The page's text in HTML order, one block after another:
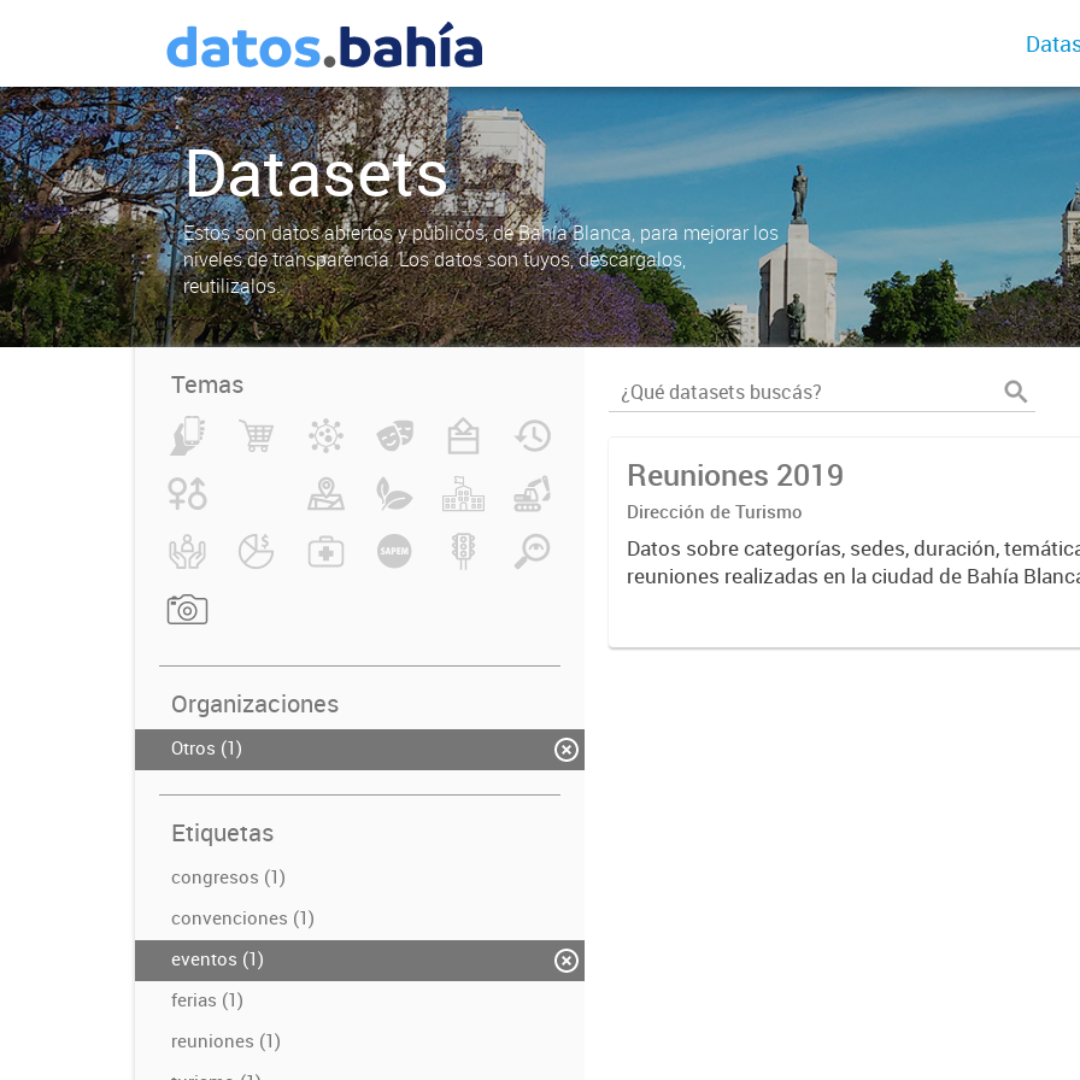
Datasets
Estos son datos abiertos y públicos, de Bahía Blanca, para mejorar los
niveles de transparencia. Los datos son tuyos, descargalos,
reutilizalos.
Temas
Organizaciones
Otros (1)
Etiquetas
congresos (1)
convenciones (1)
eventos (1)
ferias (1)
reuniones (1)
Reuniones 2019
Dirección de Turismo
Datos sobre categorías, sedes, duración, temáticas y tipos de
reuniones realizadas en la ciudad de Bahía